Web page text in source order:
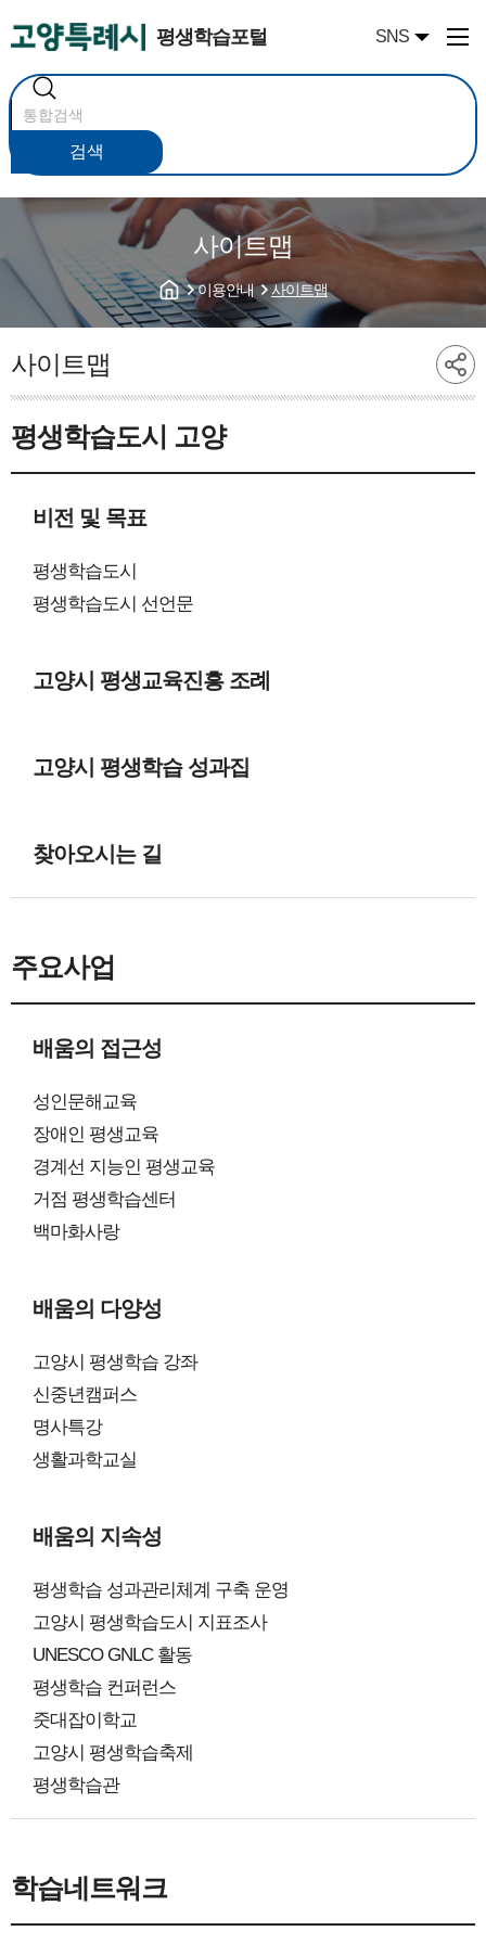
SNS
평생학습포털
통
합
검
색
검색
사이트맵
이용안내 사이트맵
사이트맵
평생학습도시 고양
비전 및 목표
평생학습도시
평생학습도시 선언문
고양시 평생교육진흥 조례
고양시 평생학습 성과집
찾아오시는 길
주요사업
배움의 접근성
성인문해교육
장애인 평생교육
경계선 지능인 평생교육
거점 평생학습센터
백마화사랑
배움의 다양성
고양시 평생학습 강좌
신중년캠퍼스
명사특강
생활과학교실
배움의 지속성
평생학습 성과관리체계 구축 운영
고양시 평생학습도시 지표조사
UNESCO GNLC 활동
평생학습 컨퍼런스
줏대잡이학교
고양시 평생학습축제
평생학습관
학습네트워크